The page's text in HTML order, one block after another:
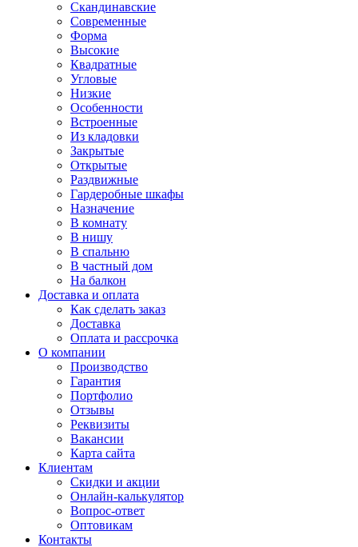
Скандинавские
Современные
Форма
Высокие
Квадратные
Угловые
Низкие
Особенности
Встроенные
Из кладовки
Закрытые
Открытые
Раздвижные
Гардеробные шкафы
Назначение
В комнату
В нишу
В спальню
В частный дом
На балкон
Доставка и оплата
Как сделать заказ
Доставка
Оплата и рассрочка
О компании
Производство
Гарантия
Портфолио
Отзывы
Реквизиты
Вакансии
Карта сайта
Клиентам
Скидки и акции
Онлайн-калькулятор
Вопрос-ответ
Оптовикам
Контакты